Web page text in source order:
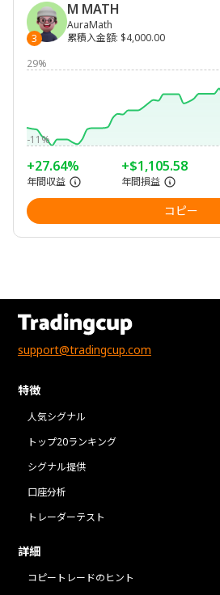
3
M MATH
AuraMath
累積入金額: $4,000.00
29%
-11%
+27.64%
年間収益
+$1,105.58
年間損益
コピー
support@tradingcup.com
特徴
人気シグナル
トップ20ランキング
シグナル提供
口座分析
トレーダーテスト
詳細
コピートレードのヒント